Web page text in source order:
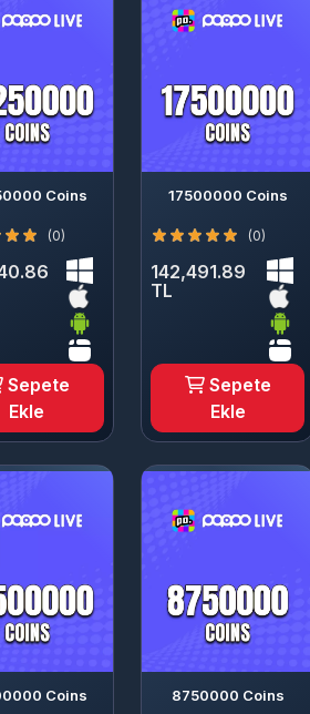
Coins
(0)
Sepete
Ekle
17500000 Coins
(0)
142,491.89
TL
Sepete
Ekle
Coins 8750000 Coins